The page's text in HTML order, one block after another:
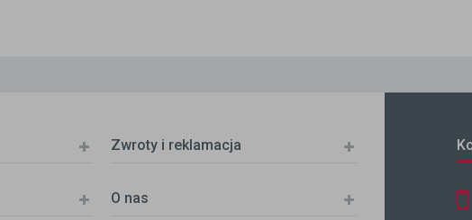
Zwroty i reklamacja
O nas